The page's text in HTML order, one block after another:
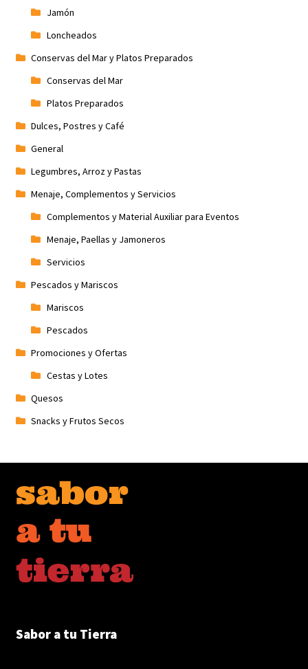
Jamón
Loncheados
Conservas del Mar y Platos Preparados
Conservas del Mar
Platos Preparados
Dulces, Postres y Café
General
Legumbres, Arroz y Pastas
Menaje, Complementos y Servicios
Complementos y Material Auxiliar para Eventos
Menaje, Paellas y Jamoneros
Servicios
Pescados y Mariscos
Mariscos
Pescados
Promociones y Ofertas
Cestas y Lotes
Quesos
Snacks y Frutos Secos
Sabor a tu Tierra